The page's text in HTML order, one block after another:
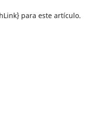
para este artículo.